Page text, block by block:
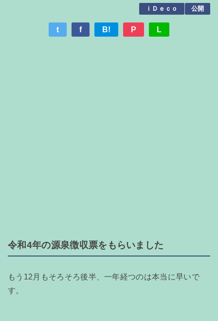
ｉＤｅｃｏ 公開
t f B! P L
令和4年の源泉徴収票をもらいました
もう12月もそろそろ後半、一年経つのは本当に早いで
す。